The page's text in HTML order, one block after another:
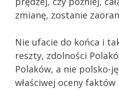
zmianę, zostanie
Nie ufacie do końca i
reszty, zdolności
Polaków, a nie polsko-
właściwej oceny faktów